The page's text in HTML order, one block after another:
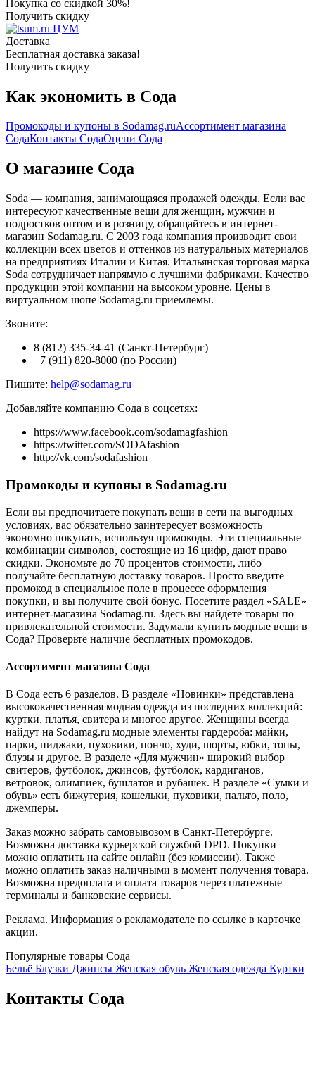
Покупка со скидкой 30%!
Получить скидку
ЦУМ
Доставка
Бесплатная доставка заказа!
Получить скидку
Как экономить в Сода
Промокоды и купоны в Sodamag.ruАссортимент магазина
СодаКонтакты СодаОцени Сода
О магазине Сода
Soda — компания, занимающаяся продажей одежды. Если вас
интересуют качественные вещи для женщин, мужчин и
подростков оптом и в розницу, обращайтесь в интернет-
магазин Sodamag.ru. C 2003 года компания производит свои
коллекции всех цветов и оттенков из натуральных материалов
на предприятиях Италии и Китая. Итальянская торговая марка
Soda сотрудничает напрямую с лучшими фабриками. Качество
продукции этой компании на высоком уровне. Цены в
виртуальном шопе Sodamag.ru приемлемы.
Звоните:
8 (812) 335-34-41 (Санкт-Петербург)
+7 (911) 820-8000 (по России)
Пишите: help@sodamag.ru
Добавляйте компанию Сода в соцсетях:
https://www.facebook.com/sodamagfashion
https://twitter.com/SODAfashion
http://vk.com/sodafashion
Промокоды и купоны в Sodamag.ru
Если вы предпочитаете покупать вещи в сети на выгодных
условиях, вас обязательно заинтересует возможность
экономно покупать, используя промокоды. Эти специальные
комбинации символов, состоящие из 16 цифр, дают право
скидки. Экономьте до 70 процентов стоимости, либо
получайте бесплатную доставку товаров. Просто введите
промокод в специальное поле в процессе оформления
покупки, и вы получите свой бонус. Посетите раздел «SALE»
интернет-магазина Sodamag.ru. Здесь вы найдете товары по
привлекательной стоимости. Задумали купить модные вещи в
Сода? Проверьте наличие бесплатных промокодов.
Ассортимент магазина Сода
В Сода есть 6 разделов. В разделе «Новинки» представлена
высококачественная модная одежда из последних коллекций:
куртки, платья, свитера и многое другое. Женщины всегда
найдут на Sodamag.ru модные элементы гардероба: майки,
парки, пиджаки, пуховики, пончо, худи, шорты, юбки, топы,
блузы и другое. В разделе «Для мужчин» широкий выбор
свитеров, футболок, джинсов, футболок, кардиганов,
ветровок, олимпиек, бушлатов и рубашек. В разделе «Сумки и
обувь» есть бижутерия, кошельки, пуховики, пальто, поло,
джемперы.
Заказ можно забрать самовывозом в Санкт-Петербурге.
Возможна доставка курьерской службой DPD. Покупки
можно оплатить на сайте онлайн (без комиссии). Также
можно оплатить заказ наличными в момент получения товара.
Возможна предоплата и оплата товаров через платежные
терминалы и банковские сервисы.
Реклама. Информация о рекламодателе по ссылке в карточке
акции.
Популярные товары Сода
Бельё Блузки Джинсы Женская обувь Женская одежда Куртки
Контакты Сода